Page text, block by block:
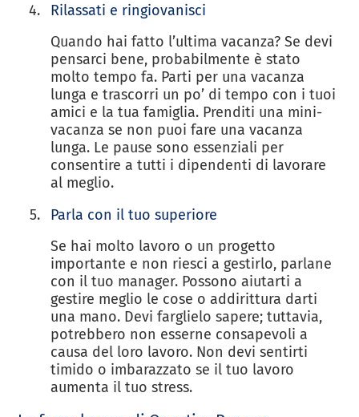
Rilassati e ringiovanisci
Quando hai fatto l’ultima vacanza? Se devi
pensarci bene, probabilmente è stato
molto tempo fa. Parti per una vacanza
lunga e trascorri un po’ di tempo con i tuoi
amici e la tua famiglia. Prenditi una mini-
vacanza se non puoi fare una vacanza
lunga. Le pause sono essenziali per
consentire a tutti i dipendenti di lavorare
al meglio.
Parla con il tuo superiore
Se hai molto lavoro o un progetto
importante e non riesci a gestirlo, parlane
con il tuo manager. Possono aiutarti a
gestire meglio le cose o addirittura darti
una mano. Devi farglielo sapere; tuttavia,
potrebbero non esserne consapevoli a
causa del loro lavoro. Non devi sentirti
timido o imbarazzato se il tuo lavoro
aumenta il tuo stress.